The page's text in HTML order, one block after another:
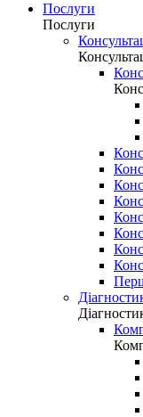
Послуги
Послуги